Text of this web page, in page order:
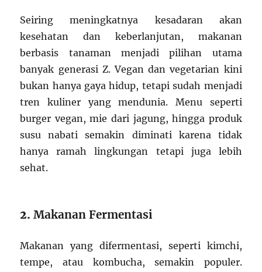
Seiring meningkatnya kesadaran akan
kesehatan dan keberlanjutan, makanan
berbasis tanaman menjadi pilihan utama
banyak generasi Z. Vegan dan vegetarian kini
bukan hanya gaya hidup, tetapi sudah menjadi
tren kuliner yang mendunia. Menu seperti
burger vegan, mie dari jagung, hingga produk
susu nabati semakin diminati karena tidak
hanya ramah lingkungan tetapi juga lebih
sehat.
2.Makanan Fermentasi
Makanan yang difermentasi, seperti kimchi,
tempe, atau kombucha, semakin populer.